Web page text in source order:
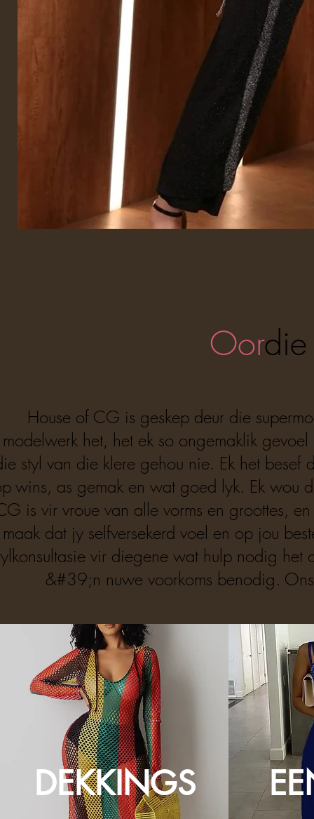
Oor
House of CG is geskep deur die
modelwerk het, het ek so ongemaklik
styl van die klere gehou nie. Ek het besef
wins, as gemak en wat goed lyk. Ek wou
is vir vroue van alle vorms en groottes,
maak dat jy selfversekerd voel en op jou
vir diegene wat hulp nodig
&#39;n nuwe voorkoms benodig.
DEKKINGS